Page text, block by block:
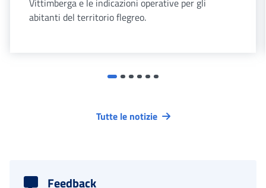
Vittimberga e le indicazioni operative per gli
abitanti del territorio flegreo.
Tutte le notizie
Feedback